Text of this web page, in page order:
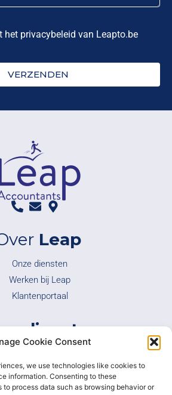
Cookie Consent
we use technologies like cookies to
information. Consenting to these
process data such as browsing behavior or
het privacybeleid van Leapto.be
VERZENDEN
Leap
Onze diensten
Werken bij Leap
Klantenportaal
diensten
Fiscaliteit
Overnames